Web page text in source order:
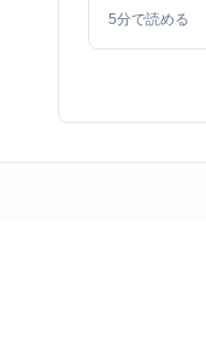
5分で読める